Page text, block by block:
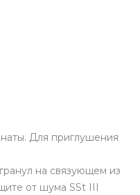
Для приглушения
на связующем из
от шума SSt III